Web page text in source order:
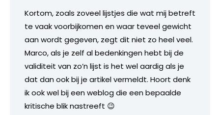
Kortom, zoals zoveel lijstjes die wat mij betreft
te vaak voorbijkomen en waar teveel gewicht
aan wordt gegeven, zegt dit niet zo heel veel.
Marco, als je zelf al bedenkingen hebt bij de
validiteit van zo’n lijst is het wel aardig als je
dat dan ook bij je artikel vermeldt. Hoort denk
ik ook wel bij een weblog die een bepaalde
kritische blik nastreeft 😉